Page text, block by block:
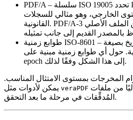
PDF/A – سلسلة ISO 19005 تحدد PDF/A‑1، ‑2، ‑3. PDF/A‑1
الخارجي، وهو مثالي للسجلات
القانونية. PDF/A‑3 يسمح بتضمين الملف الأصلي (مفيد
طوابع زمنية ISO‑8601 – تأكّد من تخزين حقول التاريخ بصيغة
حول أي طوابع زمنية مبنية على
epoch إلى هذا الشكل وفقًا لذلك.
المخرجات بمستوى الامتثال المناسب.
veraPDF
المُدقِّقات في مرحلة ما بعد التحقق.